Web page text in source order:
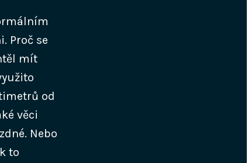
Proč se
mít
od
věci
Nebo
to